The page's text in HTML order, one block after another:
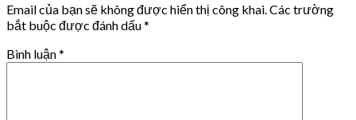
Email của bạn sẽ không được hiển thị công khai. Các trường
bắt buộc được đánh dấu*
Bình luận*